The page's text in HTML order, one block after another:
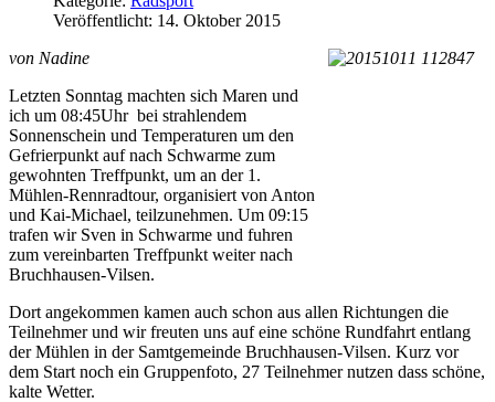
Veröffentlicht: 14. Oktober 2015
von Nadine
Letzten Sonntag machten sich Maren und
ich um 08:45Uhr bei strahlendem
Sonnenschein und Temperaturen um den
Gefrierpunkt auf nach Schwarme zum
gewohnten Treffpunkt, um an der 1.
Mühlen-Rennradtour, organisiert von Anton
und Kai-Michael, teilzunehmen. Um 09:15
trafen wir Sven in Schwarme und fuhren
zum vereinbarten Treffpunkt weiter nach
Bruchhausen-Vilsen.
Dort angekommen kamen auch schon aus allen Richtungen die
Teilnehmer und wir freuten uns auf eine schöne Rundfahrt entlang
der Mühlen in der Samtgemeinde Bruchhausen-Vilsen. Kurz vor
dem Start noch ein Gruppenfoto, 27 Teilnehmer nutzen dass schöne,
kalte Wetter.